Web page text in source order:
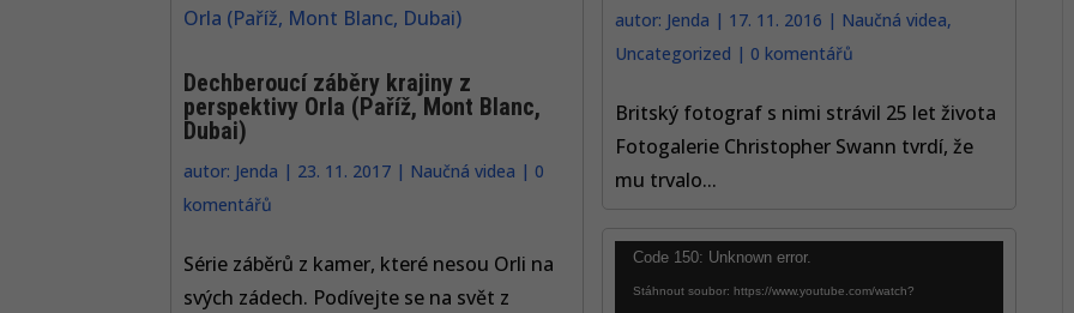
Dechberoucí záběry krajiny z
perspektivy Orla (Paříž, Mont Blanc,
Dubai)
autor: Jenda | 23. 11. 2017| Naučná videa | 0
komentářů
Série záběrů z kamer, které nesou Orli na
svých zádech. Podívejte se na svět z
autor: Jenda | 17. 11. 2016 | Naučná videa,
Uncategorized | 0 komentářů
Britský fotograf s nimi strávil 25 let života
Fotogalerie Christopher Swann tvrdí, že
mu trvalo...
Video
přehrávač
Code 150: Unknown error.
Stáhnout soubor: https://www.youtube.com/watch?